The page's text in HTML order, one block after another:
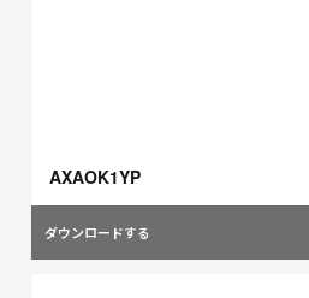
AXAOK1YP
ダウンロードする